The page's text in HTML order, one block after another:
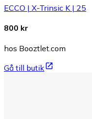
ECCO | X-Trinsic K | 25
800 kr
hos Booztlet.com
Gå till butik